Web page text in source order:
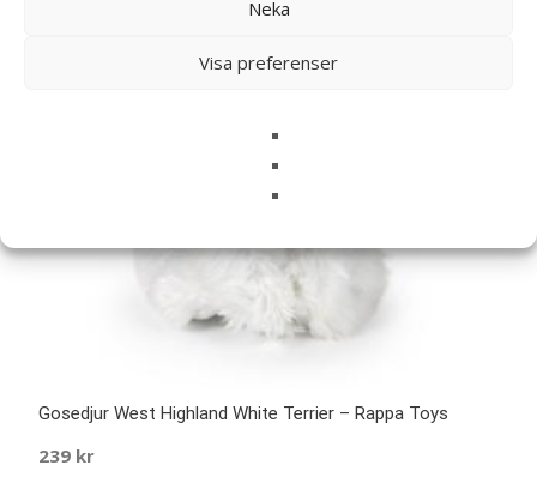
Neka
Visa preferenser
Gosedjur West Highland White Terrier – Rappa Toys
239 kr